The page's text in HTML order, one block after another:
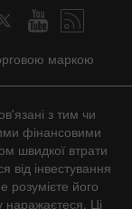
маркою
з тим чи
фінансовими
швидкої втрати
від інвестування
розумієте його
наражаєтеся. Ці